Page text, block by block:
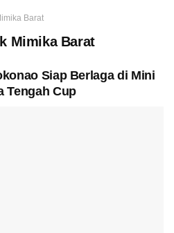
Barat
Mimika Barat
Siap Berlaga di Mini
Tengah Cup